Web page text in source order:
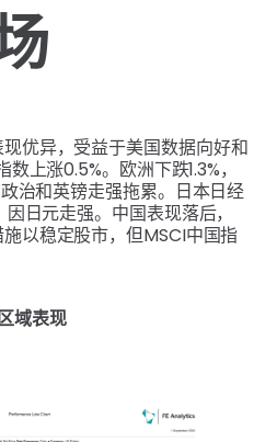
优异，受益于美国数据向好和
上涨0.5%。欧洲下跌1.3%，
治和英镑走强拖累。日本日经
日元走强。中国表现落后，
以稳定股市，但MSCI中国指
域表现